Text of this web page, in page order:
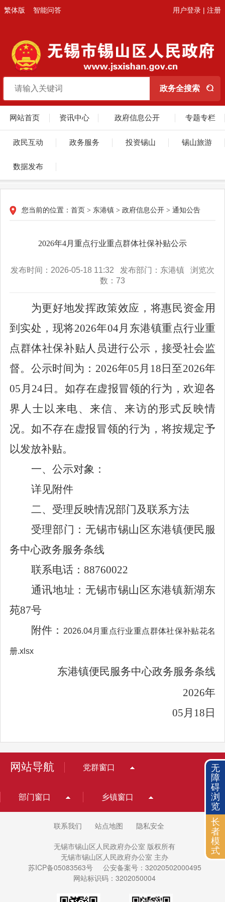
繁体版 智能问答 用户登录 | 注册
网站首页 资讯中心 政府信息公开 专题专栏
政民互动 政务服务 投资锡山 锡山旅游
数据发布
您当前的位置： 首页 > 东港镇 > 政府信息公开 > 通知公告
2026年4月重点行业重点群体社保补贴公示
发布时间：2026-05-18 11:32 发布部门：东港镇 浏览次
数： 73
为更好地发挥政策效应，将惠民资金用
到实处，现将2026年04月东港镇重点行业重
点群体社保补贴人员进行公示，接受社会监
督。公示时间为： 2026年05月 18 日至2026年
05 月 24 日。如存在虚报冒领的行为，欢迎各
界人士以来电、来信、来访的形式反映情
况。如不存在虚报冒领的行为，将按规定予
以发放补贴。
一、公示对象 ：
详见附件
二、受理反映情况部门及联系方法
受理部门：无锡市锡山区东港镇便民服
务中心政务服务条线
联系电话： 88760022
通讯地址：无锡市锡山区东港镇新湖东
苑87号
附件：
2026.04月重点行业重点群体社保补贴花名
册.xlsx
东港镇便民服务中心政务服务条线
2026年
05月 18 日
网站导航 党群窗口
部门窗口 乡镇窗口
联系我们 站点地图 隐私安全
无锡市锡山区人民政府办公室 版权所有
无锡市锡山区人民政府办公室 主办
苏ICP备05083563号
公安备案号：32020502000495
网站标识码：3202050004
无
障
碍
浏
览
长
者
模
式